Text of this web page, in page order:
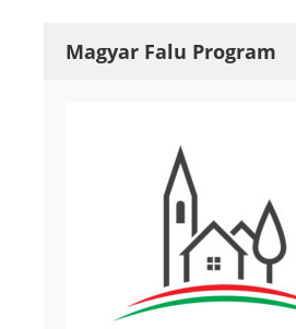
Magyar Falu Program